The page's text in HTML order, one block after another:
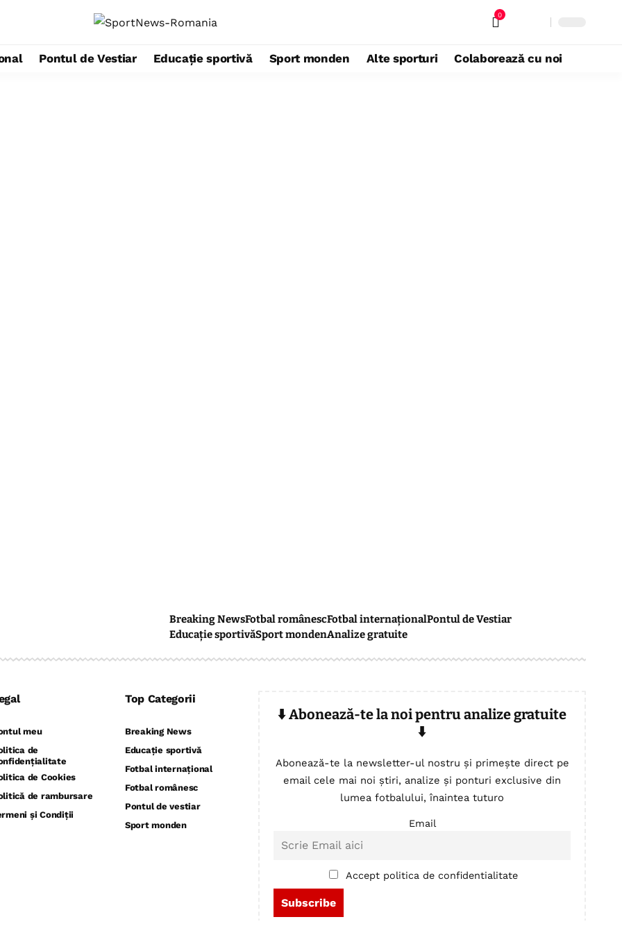
0
Pontul de Vestiar Educație sportivă Sport monden Alte sporturi Colaborează cu noi
Breaking NewsFotbal românescFotbal internaționalPontul de Vestiar
Educație sportivăSport mondenAnalize gratuite
meu
de
de Cookies
de rambursare
și Condiții
Top Categorii
Breaking News
Educație sportivă
Fotbal internațional
Fotbal românesc
Pontul de vestiar
Sport monden
⬇️ Abonează-te la noi pentru analize gratuite
⬇️
Abonează-te la newsletter-ul nostru și primește direct pe
email cele mai noi știri, analize și ponturi exclusive din
lumea fotbalului, înaintea tuturo
Email
Accept politica de confidentialitate